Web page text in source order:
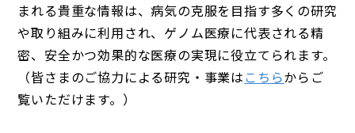
まれる貴重な情報は、病気の克服を⽬指す多くの研究
や取り組みに利⽤され、ゲノム医療に代表される精
密、安全かつ効果的な医療の実現に役⽴てられます。
（皆さまのご協⼒による研究・事業は こちらからご
覧いただけます。）